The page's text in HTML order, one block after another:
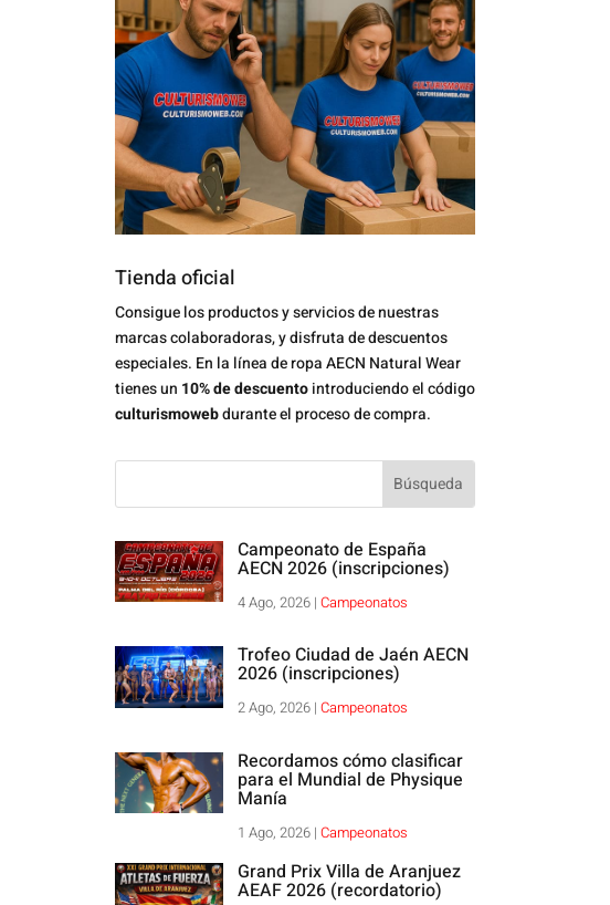
Tienda oficial
Consigue los productos y servicios de nuestras
marcas colaboradoras, y disfruta de descuentos
especiales. En la línea de ropa AECN Natural Wear
tienes un 10% de descuentointroduciendo el código
culturismowebdurante el proceso de compra.
Campeonato de España
AECN 2026 (inscripciones)
4 Ago, 2026| Campeonatos
Trofeo Ciudad de Jaén AECN
2026 (inscripciones)
2 Ago, 2026| Campeonatos
Recordamos cómo clasificar
para el Mundial de Physique
Manía
1 Ago, 2026| Campeonatos
Grand Prix Villa de Aranjuez
AEAF 2026 (recordatorio)